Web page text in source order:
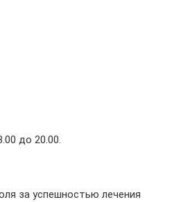
до 20.00.
за успешностью лечения